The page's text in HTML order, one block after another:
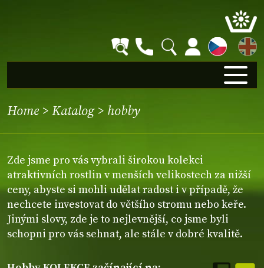
EN
Home > Katalog> hobby
Zde jsme pro vás vybrali širokou kolekci
atraktivních rostlin v menších velikostech za nižší
ceny, abyste si mohli udělat radost i v případě, že
nechcete investovat do většího stromu nebo keře.
Jinými slovy, zde je to nejlevnější, co jsme byli
schopni pro vás sehnat, ale stále v dobré kvalitě.